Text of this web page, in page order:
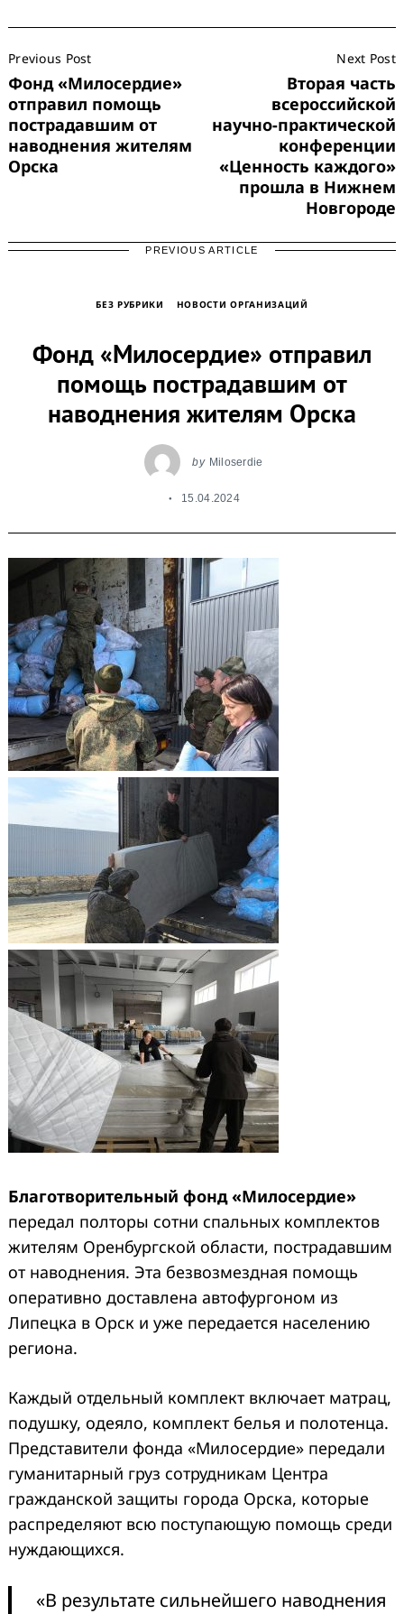
Navigation
Previous Post
Фонд «Милосердие»
отправил помощь
пострадавшим от
наводнения жителям
Орска
Next Post
Вторая часть
всероссийской
научно-практической
конференции
«Ценность каждого»
прошла в Нижнем
Новгороде
PREVIOUS ARTICLE
БЕЗ РУБРИКИ НОВОСТИ ОРГАНИЗАЦИЙ
Фонд «Милосердие» отправил
помощь пострадавшим от
наводнения жителям Орска
by Miloserdie
15.04.2024
Благотворительный фонд «Милосердие»
передал полторы сотни спальных комплектов
жителям Оренбургской области, пострадавшим
от наводнения. Эта безвозмездная помощь
оперативно доставлена автофургоном из
Липецка в Орск и уже передается населению
региона.
Каждый отдельный комплект включает матрац,
подушку, одеяло, комплект белья и полотенца.
Представители фонда «Милосердие» передали
гуманитарный груз сотрудникам Центра
гражданской защиты города Орска, которые
распределяют всю поступающую помощь среди
нуждающихся.
«В результате сильнейшего наводнения
Search
for: